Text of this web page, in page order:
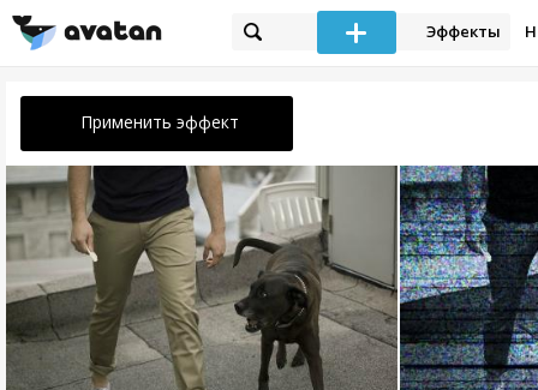
Эффекты
Применить эффект